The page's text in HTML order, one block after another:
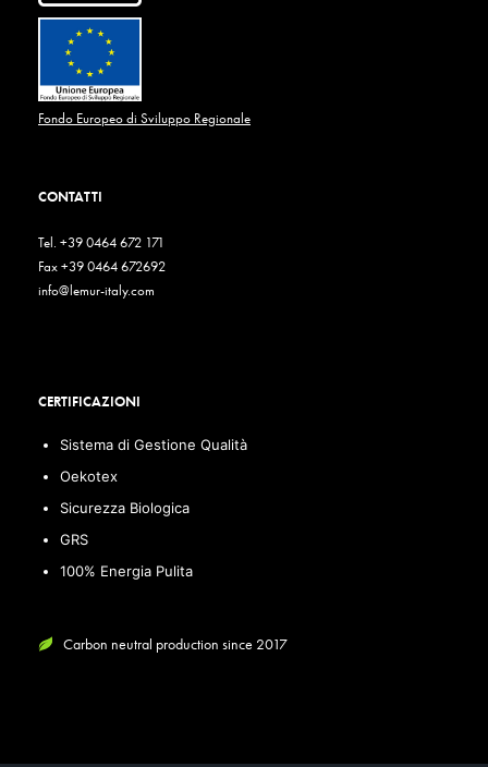
Fondo Europeo di Sviluppo Regionale
CONTATTI
Tel. +39 0464 672 171
Fax +39 0464 672692
info@lemur-italy.com
CERTIFICAZIONI
Sistema di Gestione Qualità
Oekotex
Sicurezza Biologica
GRS
100% Energia Pulita
Carbon neutral production since 2017